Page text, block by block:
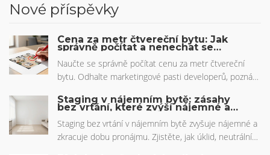
Nové příspěvky
Cena za metr čtvereční bytu: Jak
správně počítat a nenechat se
Naučte se správně počítat cenu za metr čtvereční
bytu. Odhalte marketingové pasti developerů, poznáte
aktuální ceny na trhu v roce 2026.
Staging v nájemním bytě: zásahy
bez vrtání, které zvýší nájemné a
Staging bez vrtání v nájemním bytě zvyšuje nájemné a
zkracuje dobu pronájmu. Zjistěte, jak úklid, neutrální